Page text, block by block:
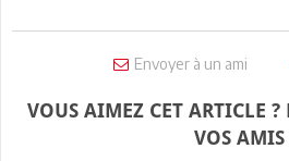
Envoyer à un ami
VOUS AIMEZ CET ARTICLE ?
VOS AMIS